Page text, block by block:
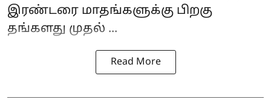
இரண்டரை மாதங்களுக்கு பிறகு
தங்களது முதல் ...
Read More